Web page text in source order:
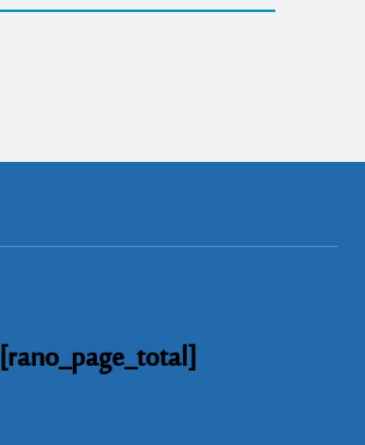
[rano_page_total]